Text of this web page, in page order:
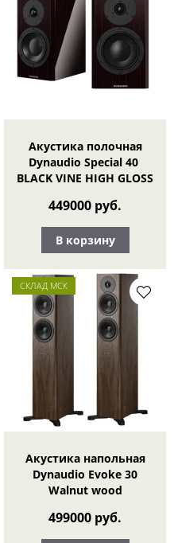
Акустика полочная
Dynaudio Special 40
BLACK VINE HIGH GLOSS
449000 руб.
В корзину
СКЛАД МСК
Акустика напольная
Dynaudio Evoke 30
Walnut wood
499000 руб.